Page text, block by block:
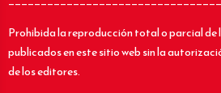
Prohibida la reproducción total o parcial de
publicados en este sitio web sin la
de los editores.